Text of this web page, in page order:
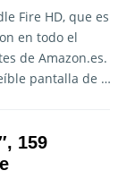
Fire HD, que es
en todo el
de Amazon.es.
pantalla de …
159